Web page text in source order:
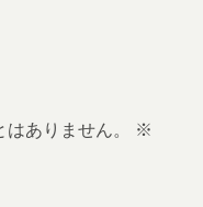
ありません。
※